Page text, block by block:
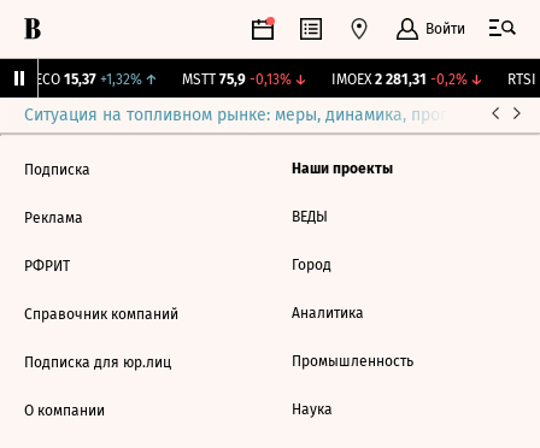
Войти
GECO 15,37 +1,32%↑ MSTT 75,9 -0,13%↓ IMOEX 2 281,31 -0,2%↓ RTSI
Ситуация на топливном рынке: меры, динамика, прогнозы
Подписка
Реклама
РФРИТ
Справочник компаний
Подписка для юр.лиц
О компании
Наши проекты
ВЕДЫ
Город
Аналитика
Промышленность
Наука